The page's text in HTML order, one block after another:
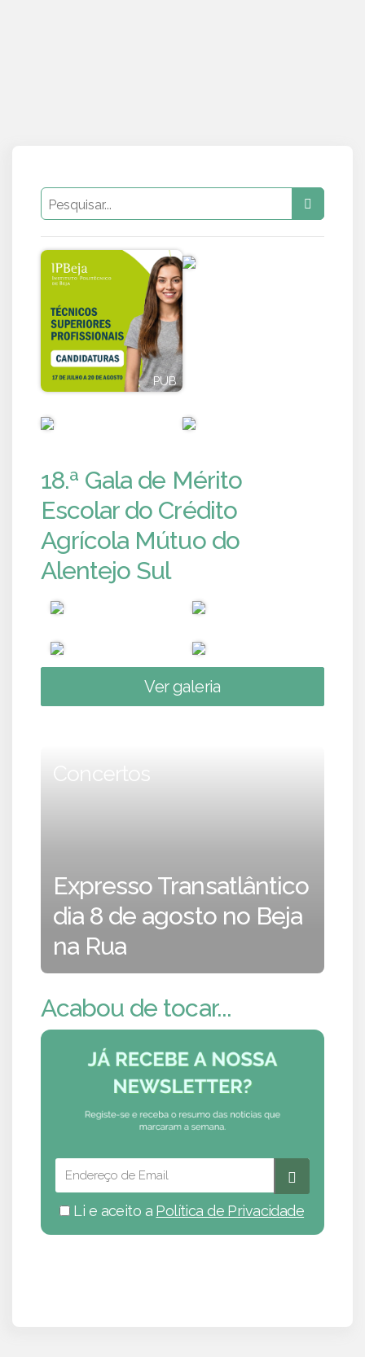
PUB
18.ª Gala de Mérito
Escolar do Crédito
Agrícola Mútuo do
Alentejo Sul
Ver galeria
Concertos
Expresso Transatlântico
dia 8 de agosto no Beja
na Rua
Acabou de tocar...
Li e aceito a Política de Privacidade